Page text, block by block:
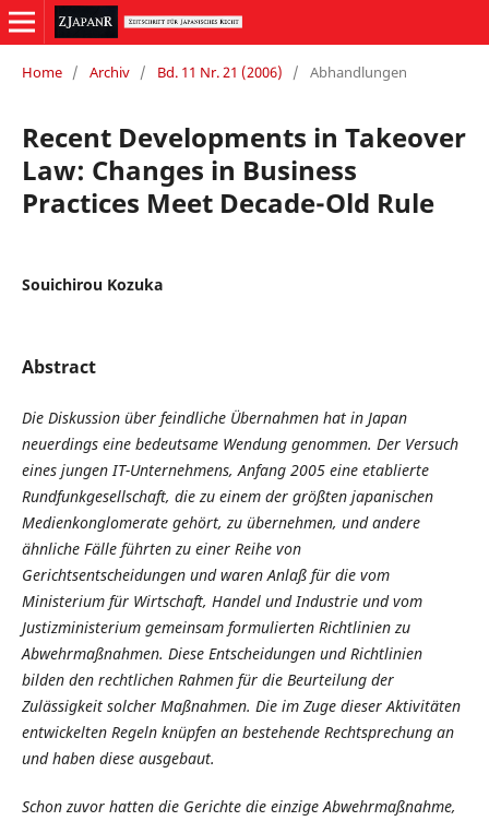
Home / Archiv / Bd. 11 Nr. 21 (2006) / Abhandlungen
Recent Developments in Takeover
Law: Changes in Business
Practices Meet Decade-Old Rule
Souichirou Kozuka
Abstract
Die Diskussion über feindliche Übernahmen hat in Japan
neuerdings eine bedeutsame Wendung genommen. Der Versuch
eines jungen IT-Unternehmens, Anfang 2005 eine etablierte
Rundfunkgesellschaft, die zu einem der größten japanischen
Medienkonglomerate gehört, zu übernehmen, und andere
ähnliche Fälle führten zu einer Reihe von
Gerichtsentscheidungen und waren Anlaß für die vom
Ministerium für Wirtschaft, Handel und Industrie und vom
Justizministerium gemeinsam formulierten Richtlinien zu
Abwehrmaßnahmen. Diese Entscheidungen und Richtlinien
bilden den rechtlichen Rahmen für die Beurteilung der
Zulässigkeit solcher Maßnahmen. Die im Zuge dieser Aktivitäten
entwickelten Regeln knüpfen an bestehende Rechtsprechung an
und haben diese ausgebaut.
Schon zuvor hatten die Gerichte die einzige Abwehrmaßnahme,